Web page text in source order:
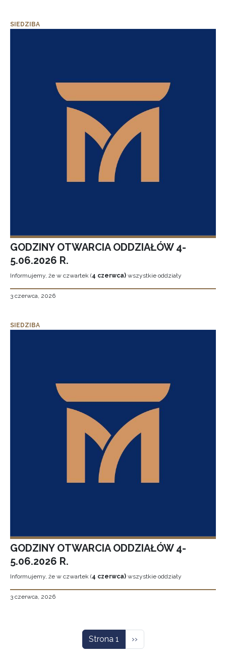
SIEDZIBA
GODZINY OTWARCIA ODDZIAŁÓW 4-
5.06.2026 R.
Informujemy, że w czwartek (4 czerwca) wszystkie oddziały
3 czerwca, 2026
SIEDZIBA
GODZINY OTWARCIA ODDZIAŁÓW 4-
5.06.2026 R.
Informujemy, że w czwartek (4 czerwca) wszystkie oddziały
3 czerwca, 2026
Strona 1 Następna strona
››